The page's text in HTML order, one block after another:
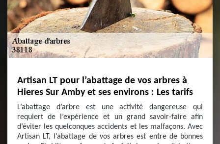
Artisan LT pour l’abattage de vos arbres à
Hieres Sur Amby et ses environs : Les tarifs
L’abattage d’arbre est une activité dangereuse qui
requiert de l’expérience et un grand savoir-faire afin
d’éviter les quelconques accidents et les malfaçons. Avec
Artisan LT, l’abattage de vos arbres est entre de bonnes